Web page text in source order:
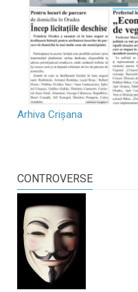
Arhiva Crișana
CONTROVERSE